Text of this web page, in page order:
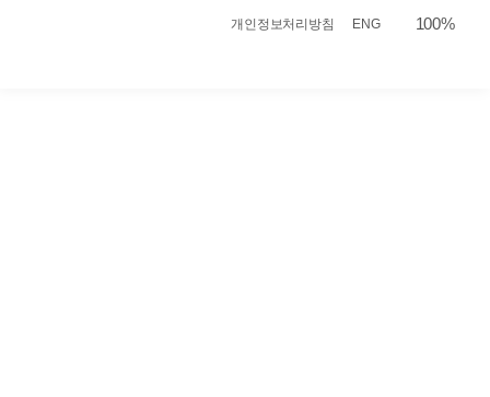
개인정보처리방침 ENG 100%